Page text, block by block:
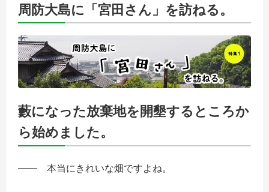
周防大島に「宮田さん」を訪ねる。
藪になった放棄地を開墾するところか
ら始めました。
―― 本当にきれいな畑ですよね。